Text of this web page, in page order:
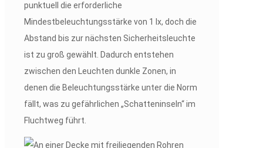
punktuell die erforderliche
Mindestbeleuchtungsstärke von 1 lx, doch die
Abstand bis zur nächsten Sicherheitsleuchte
ist zu groß gewählt. Dadurch entstehen
zwischen den Leuchten dunkle Zonen, in
denen die Beleuchtungsstärke unter die Norm
fällt, was zu gefährlichen „Schatteninseln“ im
Fluchtweg führt.